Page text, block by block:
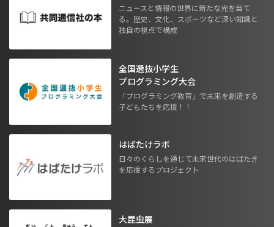
ニュースと情報の世界に新たな光を当て
る。歴史、文化、スポーツなど深い知識と
独自の視点で構成
全国選抜小学生
プログラミング大会
「プログラミング教育」で未来を創造する
子どもたちを応援！！
はばたけラボ
日々のくらしを通じて未来世代のはばたき
を応援するプロジェクト
大昆虫展